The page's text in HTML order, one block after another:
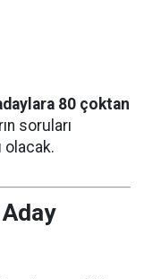
80 çoktan
soruları
olacak.